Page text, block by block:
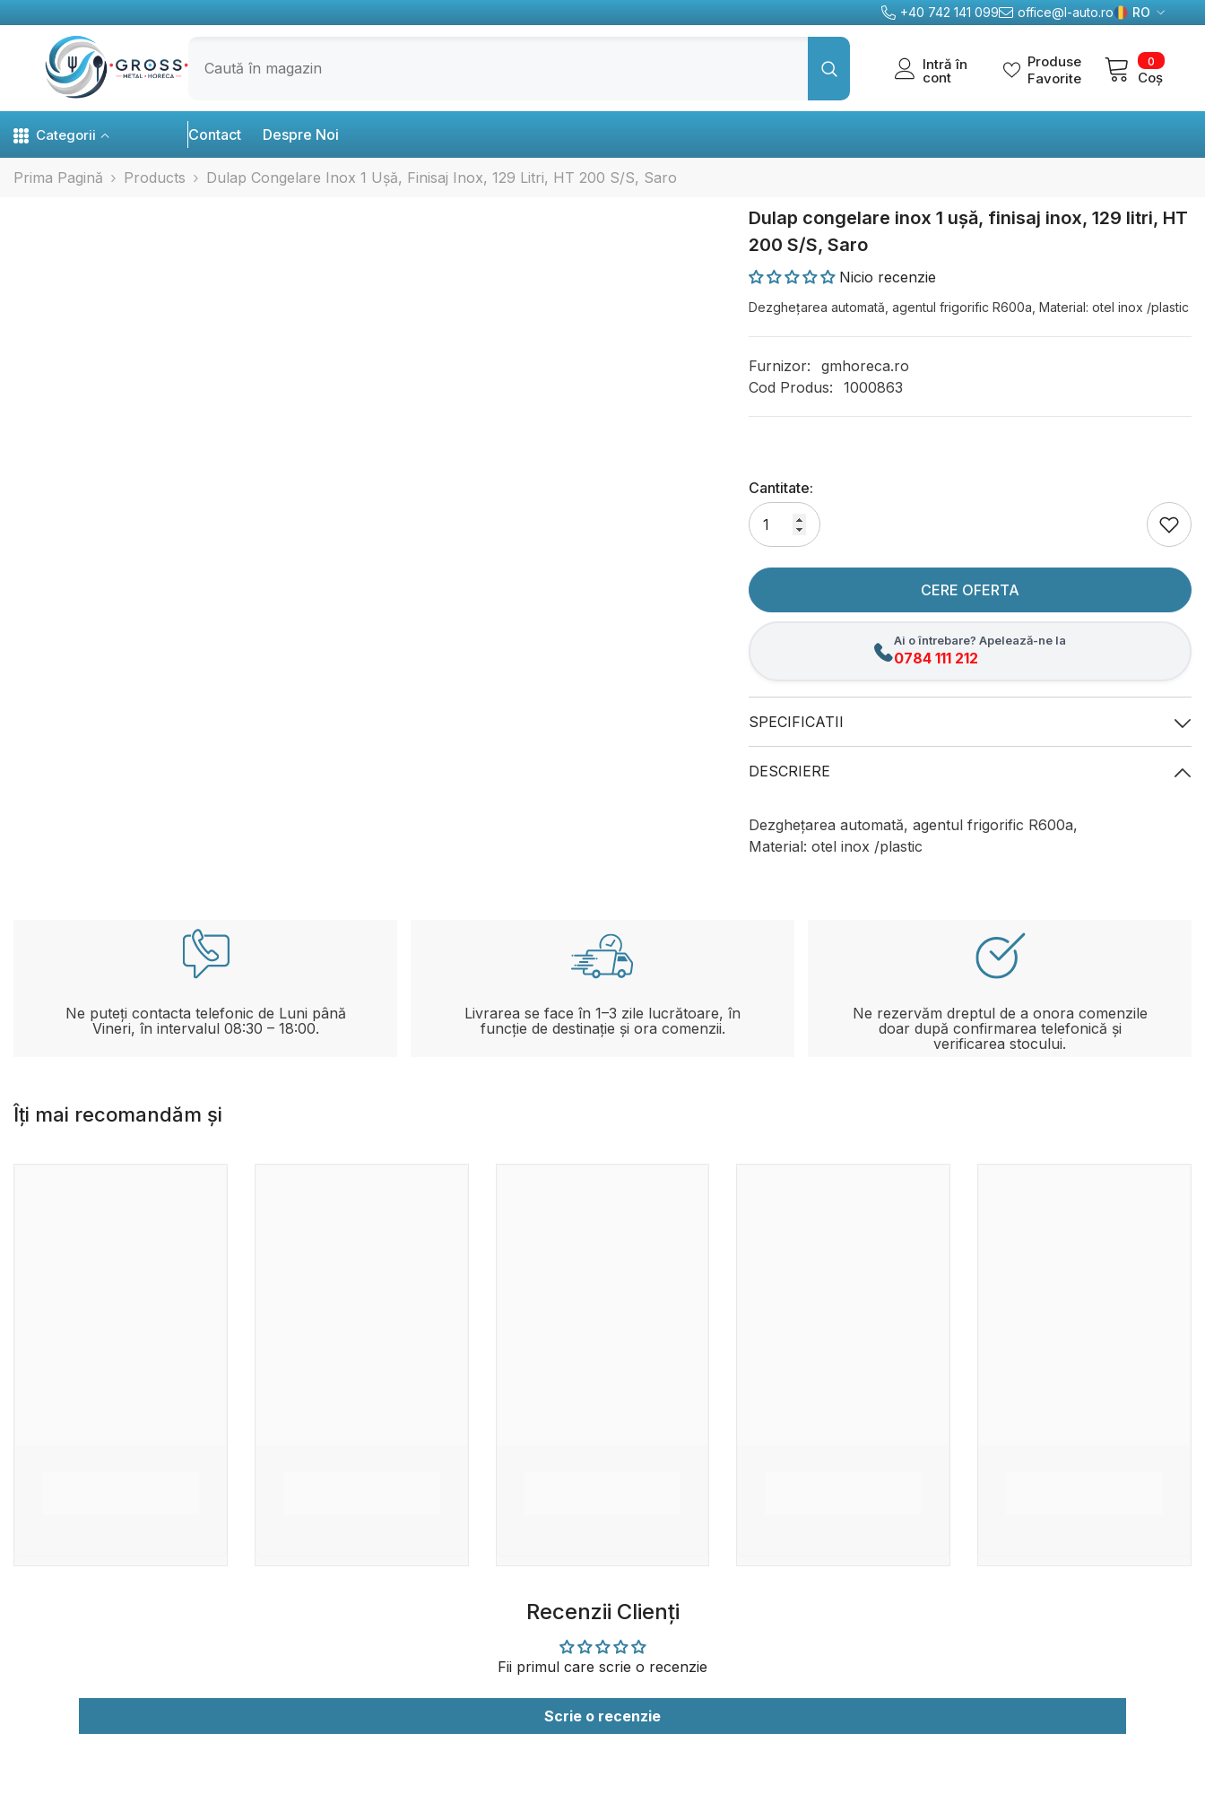
+40 742 141 099 office@l-auto.ro
RO
EN
0 0
articole
Coș
Produse
Favorite
Intră în
cont
Categorii Contact Despre Noi
Prima Pagină Products Dulap Congelare Inox 1 Ușă, Finisaj Inox, 129 Litri, HT 200 S/S, Saro
Dulap congelare inox 1 ușă, finisaj inox, 129 litri, HT
200 S/S, Saro
Nicio recenzie
Dezghețarea automată, agentul frigorific R600a, Material: otel inox /plastic
Furnizor:
gmhoreca.ro
Cod Produs:
1000863
Cantitate:
CERE OFERTA
Ai o întrebare? Apelează-ne la
0784 111 212
SPECIFICATII
DESCRIERE
Dezghețarea automată, agentul frigorific R600a,
Material: otel inox /plastic
Ne puteți contacta telefonic de Luni până
Vineri, în intervalul 08:30 – 18:00.
Livrarea se face în 1–3 zile lucrătoare, în
funcție de destinație și ora comenzii.
Ne rezervăm dreptul de a onora comenzile
doar după confirmarea telefonică și
verificarea stocului.
Îți mai recomandăm și
Recenzii Clienți
Fii primul care scrie o recenzie
Scrie o recenzie